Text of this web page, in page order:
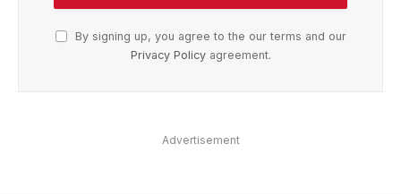
By signing up, you agree to the our terms and our
Privacy Policyagreement.
Advertisement